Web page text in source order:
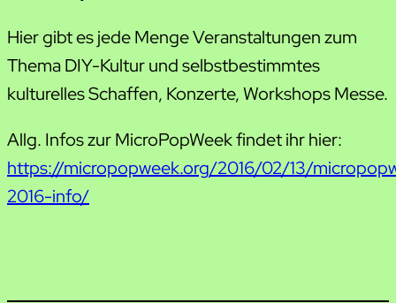
Hier gibt es jede Menge Veranstaltungen zum
Thema DIY-Kultur und selbstbestimmtes
kulturelles Schaffen, Konzerte, Workshops Messe.
Allg. Infos zur MicroPopWeek findet ihr hier:
https://micropopweek.org/2016/02/13/
2016-info/